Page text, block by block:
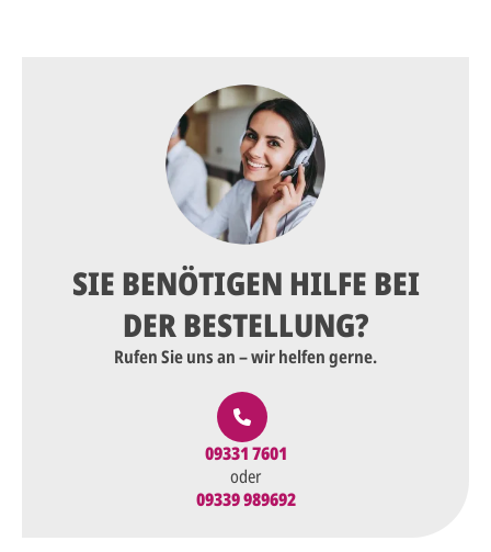
SIE BENÖTIGEN HILFE BEI
DER BESTELLUNG?
Rufen Sie uns an – wir helfen gerne.
09331 7601
oder
09339 989692